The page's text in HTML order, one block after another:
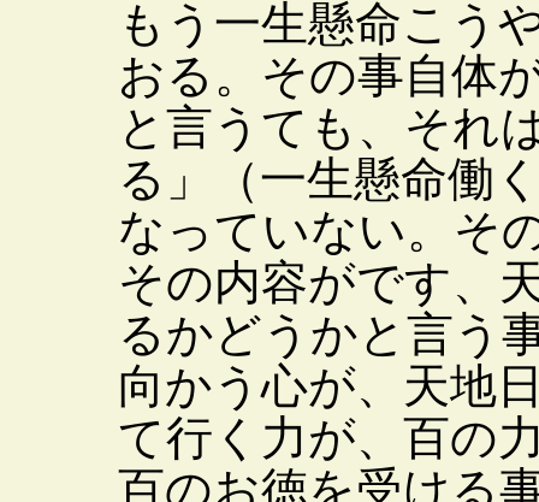
もう一生懸命こう
おる。その事自体
と言うても、それ
る」（一生懸命働
なっていない。そ
その内容がです、
るかどうかと言う
向かう心が、天地
て行く力が、百の
百のお徳を受ける